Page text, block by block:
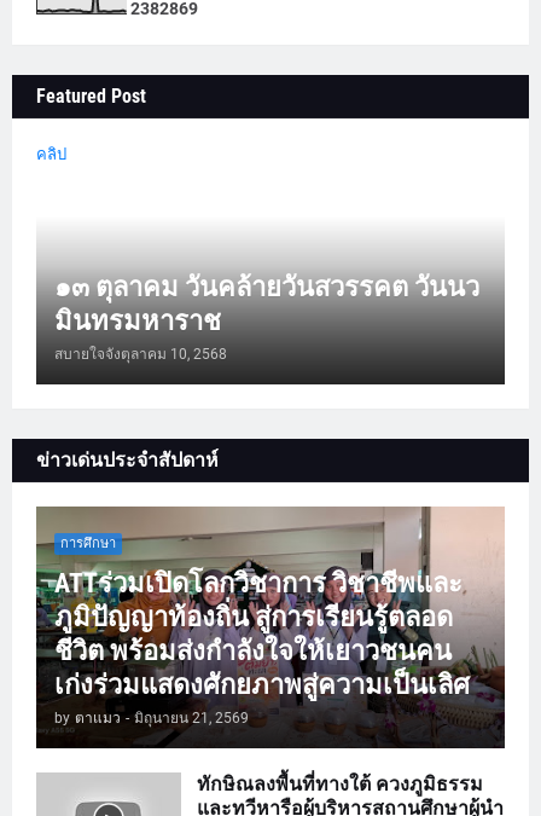
2382869
Featured Post
คลิป
๑๓ ตุลาคม วันคล้ายวันสวรรคต วันนว
มินทรมหาราช
สบายใจจังตุลาคม 10, 2568
ข่าวเด่นประจำสัปดาห์
การศึกษา
ATTร่วมเปิดโลกวิชาการ วิชาชีพและ
ภูมิปัญญาท้องถิ่น สู่การเรียนรู้ตลอด
ชีวิต พร้อมส่งกำลังใจให้เยาวชนคน
เก่งร่วมแสดงศักยภาพสู่ความเป็นเลิศ
by ตาแมว - มิถุนายน 21, 2569
ทักษิณลงพื้นที่ทางใต้ ควงภูมิธรรม
และทวีหารือผู้บริหารสถานศึกษาผู้นำ